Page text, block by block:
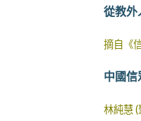
從教外
摘自《
中國信
林純慧